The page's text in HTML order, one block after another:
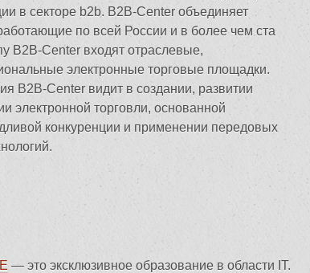
в секторе b2b. B2B-Center объединяет
по всей России и в более чем ста
B2B-Center входят отраслевые,
электронные торговые площадки.
B2B-Center видит в создании, развитии
электронной торговли, основанной
конкуренции и применении передовых
— это эксклюзивное образование в области IT.